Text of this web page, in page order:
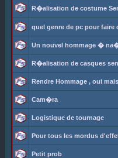
R�alisation de costume
quel genre de pc pour faire
Un nouvel hommage �
R�alisation de casques
Rendre Hommage , oui
Cam�ra
Logistique de tournage
Pour tous les mordus
Petit prob